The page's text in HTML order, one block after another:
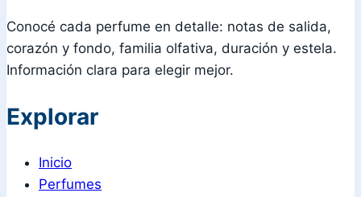
Conocé cada perfume en detalle: notas de salida,
corazón y fondo, familia olfativa, duración y estela.
Información clara para elegir mejor.
Explorar
Inicio
Perfumes